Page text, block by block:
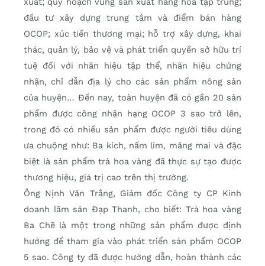
đầu tư xây dựng trung tâm và điểm bán hàng
OCOP; xúc tiến thương mại; hỗ trợ xây dựng, khai
thác, quản lý, bảo vệ và phát triển quyền sở hữu trí
tuệ đối với nhãn hiệu tập thể, nhãn hiệu chứng
nhận, chỉ dẫn địa lý cho các sản phẩm nông sản
của huyện… Đến nay, toàn huyện đã có gần 20 sản
phẩm được công nhận hạng OCOP 3 sao trở lên,
trong đó có nhiều sản phẩm được người tiêu dùng
ưa chuộng như: Ba kích, nấm lim, măng mai và đặc
biệt là sản phẩm trà hoa vàng đã thực sự tạo được
thương hiệu, giá trị cao trên thị trường.
Ông Nịnh Văn Trắng, Giám đốc Công ty CP Kinh
doanh lâm sản Đạp Thanh, cho biết: Trà hoa vàng
Ba Chẽ là một trong những sản phẩm được định
hướng để tham gia vào phát triển sản phẩm OCOP
5 sao. Công ty đã được hướng dẫn, hoàn thành các